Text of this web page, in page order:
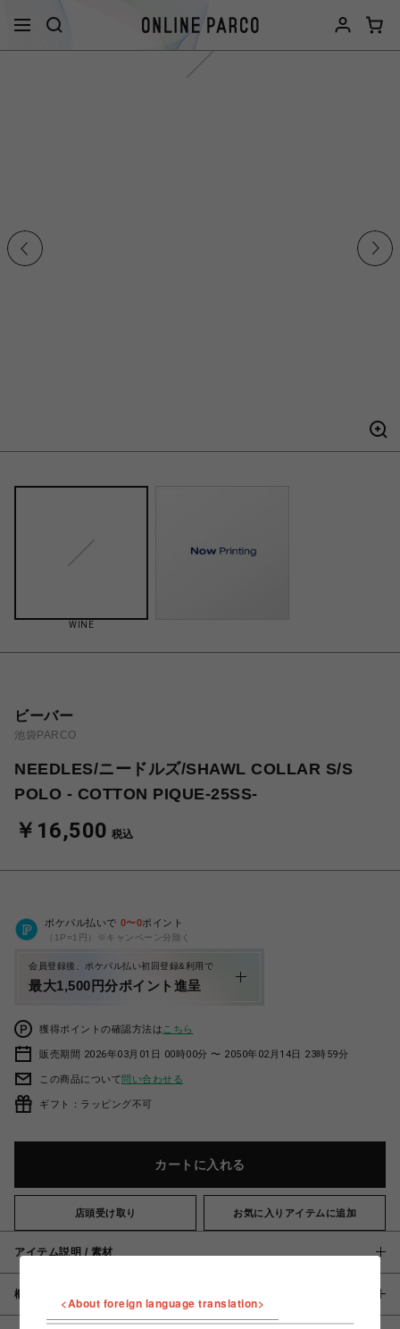
WINE
ビーバー
池袋PARCO
NEEDLES/ニードルズ/SHAWL COLLAR S/S
POLO - COTTON PIQUE-25SS-
￥16,500 税込
ポケパル払いで 0〜0ポイント
（1P=1円）※キャンペーン分除く
会員登録後、ポケパル払い初回登録&利用で
最大1,500円分ポイント進呈
獲得ポイントの確認方法は こちら
販売期間 2026年03月01日 00時00分 〜 2050年02月14日 23時59分
この商品について問い合わせる
ギフト：ラッピング不可
カートに入れる
店頭受け取り お気に入りアイテムに追加
アイテム説明 / 素材
概要
<About foreign language translation>